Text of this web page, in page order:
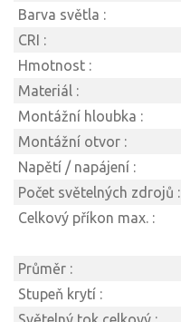
Barva světla :
CRI :
Hmotnost :
Materiál :
Montážní hloubka :
Montážní otvor :
Napětí / napájení :
Počet světelných zdrojů :
Celkový příkon max. :
Průměr :
Stupeň krytí :